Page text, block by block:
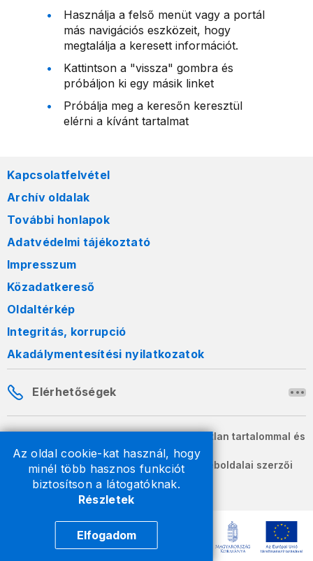
Az oldal cookie-kat használ, hogy
minél több hasznos funkciót
biztosítson a látogatóknak.
Részletek
Elfogadom
Használja a felső menüt vagy a portál
más navigációs eszközeit, hogy
megtalálja a keresett információt.
Kattintson a "vissza" gombra és
próbáljon ki egy másik linket
Próbálja meg a keresőn keresztül
elérni a kívánt tartalmat
Kapcsolatfelvétel
Archív oldalak
További honlapok
Adatvédelmi tájékoztató
Impresszum
Közadatkereső
Oldaltérkép
Integritás, korrupció
Akadálymentesítési nyilatkozatok
Elérhetőségek
A honlapon szereplő információk változatlan tartalommal és
formában szabadon terjeszthetők.
2026 © A Nemzeti Adó- és Vámhivatal weboldalai szerzői
jogvédelem alatt állnak.